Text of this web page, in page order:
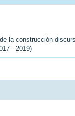
la construcción
- 2019)